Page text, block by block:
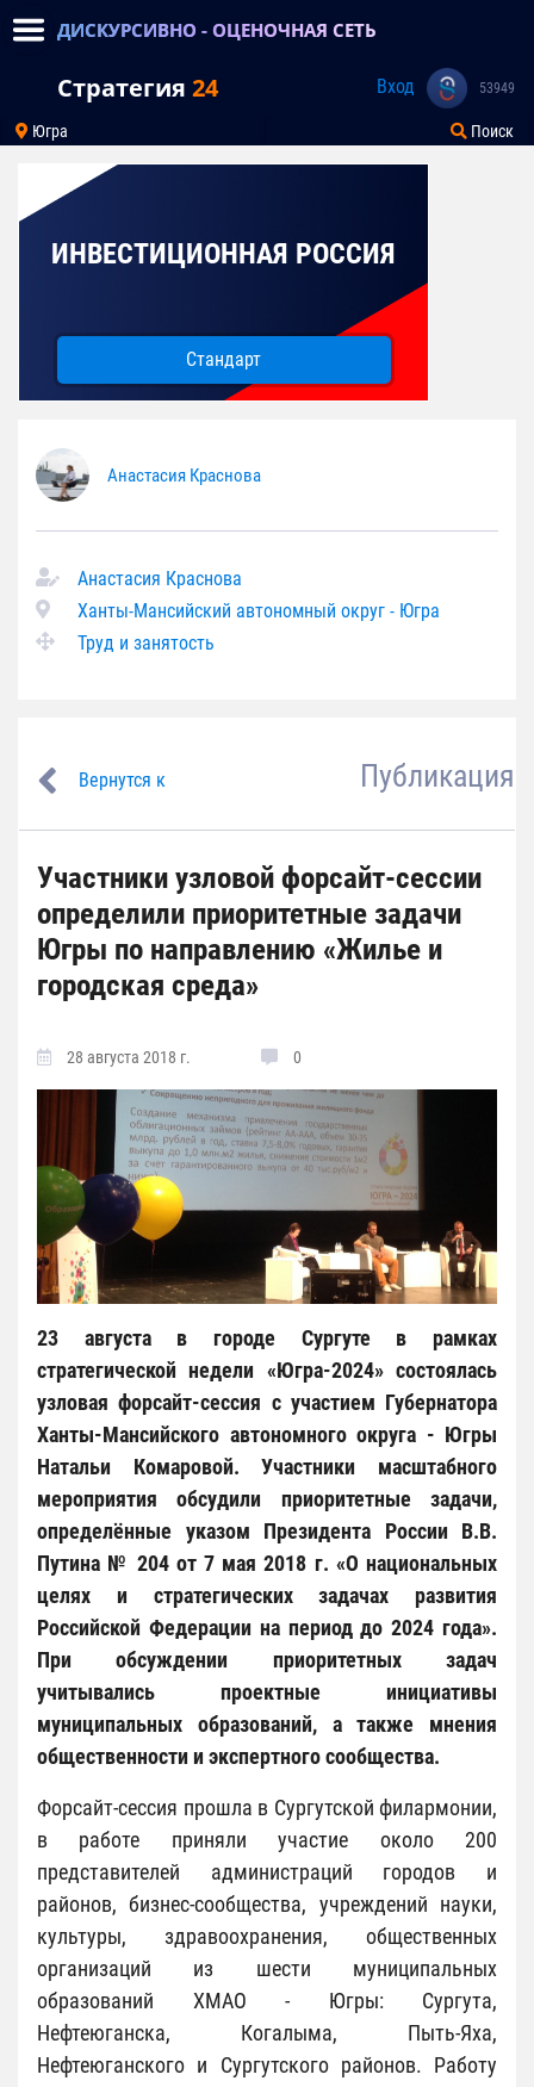
ДИСКУРСИВНО - ОЦЕНОЧНАЯ СЕТЬ
Стратегия 24 Вход 53949
Югра Поиск
ИНВЕСТИЦИОННАЯ РОССИЯ
Стандарт
Анастасия Краснова
Анастасия Краснова
Ханты-Мансийский автономный округ - Югра
Труд и занятость
Вернутся к Публикация
Участники узловой форсайт-сессии
определили приоритетные задачи
Югры по направлению «Жилье и
городская среда»
28 августа 2018 г. 0
23 августа в городе Сургуте в рамках
стратегической недели «Югра-2024» состоялась
узловая форсайт-сессия с участием Губернатора
Ханты-Мансийского автономного округа - Югры
Натальи Комаровой. Участники масштабного
мероприятия обсудили приоритетные задачи,
определённые указом Президента России В.В.
Путина № 204 от 7 мая 2018 г. «О национальных
целях и стратегических задачах развития
Российской Федерации на период до 2024 года».
При обсуждении приоритетных задач
учитывались проектные инициативы
муниципальных образований, а также мнения
общественности и экспертного сообщества.
Форсайт-сессия прошла в Сургутской филармонии,
в работе приняли участие около 200
представителей администраций городов и
районов, бизнес-сообщества, учреждений науки,
культуры, здравоохранения, общественных
организаций из шести муниципальных
образований ХМАО - Югры: Сургута,
Нефтеюганска, Когалыма, Пыть-Яха,
Нефтеюганского и Сургутского районов. Работу